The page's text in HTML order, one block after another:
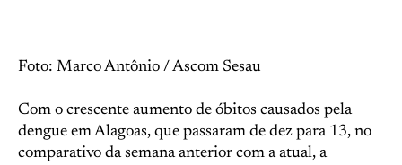
Foto: Marco Antônio / Ascom Sesau
Com o crescente aumento de óbitos causados pela
dengue em Alagoas, que passaram de dez para 13, no
comparativo da semana anterior com a atual, a